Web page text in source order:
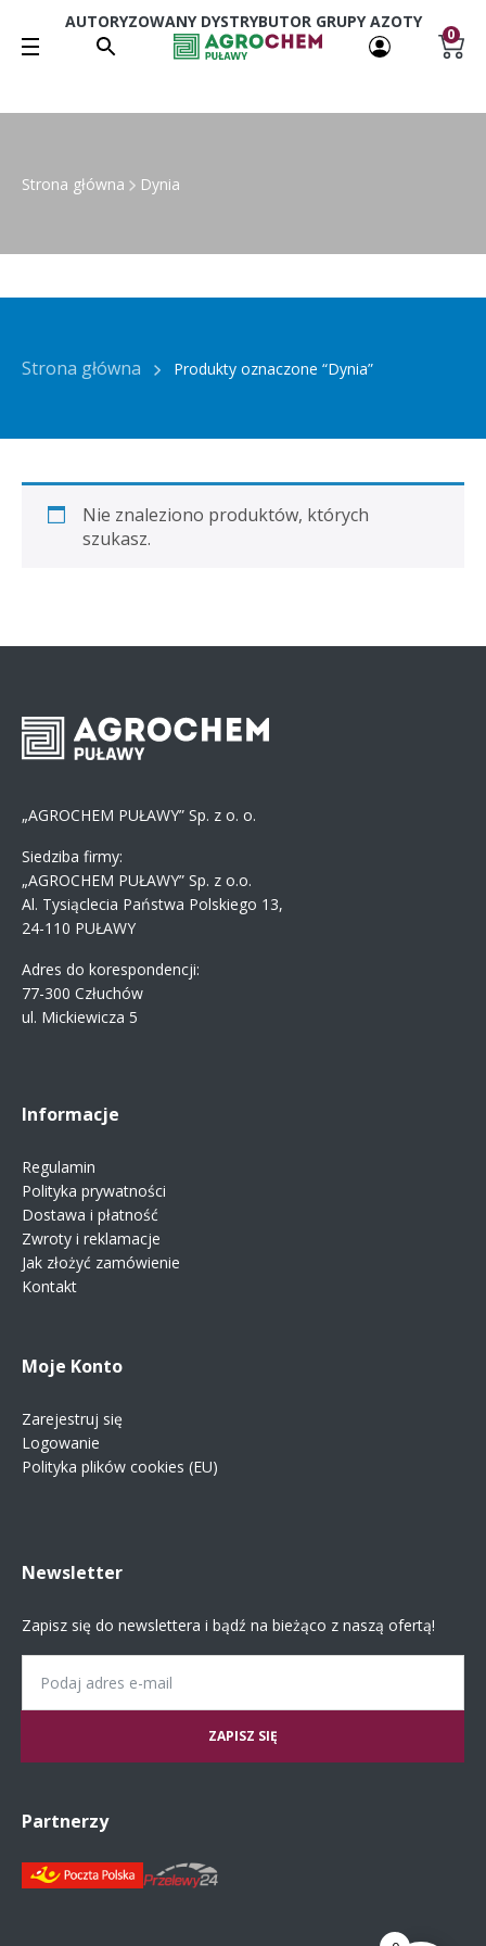
AUTORYZOWANY DYSTRYBUTOR GRUPY AZOTY
0
Strona główna Dynia
Strona główna Produkty oznaczone “Dynia”
Nie znaleziono produktów, których
szukasz.
„AGROCHEM PUŁAWY” Sp. z o. o.
Siedziba firmy:
„AGROCHEM PUŁAWY” Sp. z o.o.
Al. Tysiąclecia Państwa Polskiego 13,
24-110 PUŁAWY
Adres do korespondencji:
77-300 Człuchów
ul. Mickiewicza 5
Informacje
Regulamin
Polityka prywatności
Dostawa i płatność
Zwroty i reklamacje
Jak złożyć zamówienie
Kontakt
Moje Konto
Zarejestruj się
Logowanie
Polityka plików cookies (EU)
Newsletter
Zapisz się do newslettera i bądź na bieżąco z naszą ofertą!
Partnerzy